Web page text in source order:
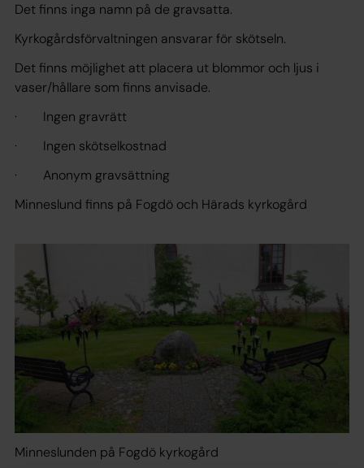
Det finns inga namn på de gravsatta.
Kyrkogårdsförvaltningen ansvarar för skötseln.
Det finns möjlighet att placera ut blommor och ljus i
vaser/hållare som finns anvisade.
· Ingen gravrätt
· Ingen skötselkostnad
· Anonym gravsättning
Minneslund finns på Fogdö och Härads kyrkogård
Minneslunden på Fogdö kyrkogård